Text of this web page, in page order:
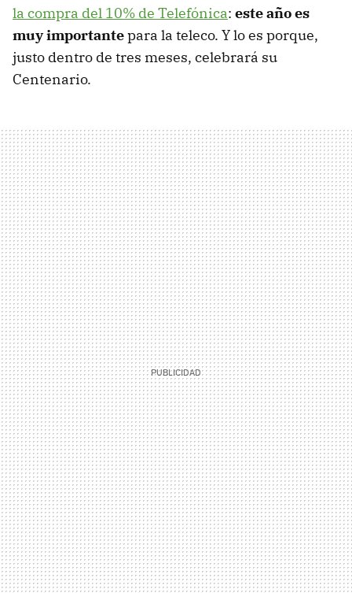
la compra del 10% de Telefónica: este año es
muy importantepara la teleco. Y lo es porque,
justo dentro de tres meses, celebrará su
Centenario.